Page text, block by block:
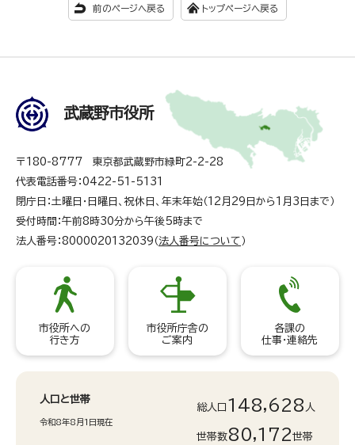
前のページへ戻る トップページへ戻る
武蔵野市役所
〒180-8777 東京都武蔵野市緑町2-2-28
代表電話番号：0422-51-5131
閉庁日：土曜日・日曜日、祝休日、年末年始（12月29日から1月3日まで）
受付時間：午前8時30分から午後5時まで
法人番号：8000020132039（ 法人番号について ）
市役所への
行き方
市役所庁舎の
ご案内
各課の
仕事・連絡先
人口と世帯
令和8年8月1日現在
総人口 148,628 人
世帯数80,172世帯